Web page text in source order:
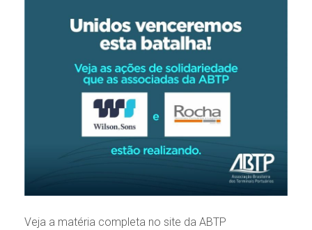
Veja a matéria completa no site da ABTP